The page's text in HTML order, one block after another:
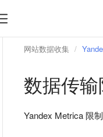
网站数据收集
数据传
Yandex Metrica 限